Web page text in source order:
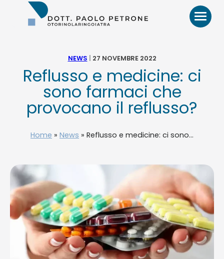
Otorino
HOME
BIO
RECENSIONI
PATOLOGIE E TRATTAMENTI
NEWS
NEWS 27 NOVEMBRE 2022
Reflusso e medicine: ci
sono farmaci che
provocano il reflusso?
Home » News » Reflusso e medicine: ci sono...